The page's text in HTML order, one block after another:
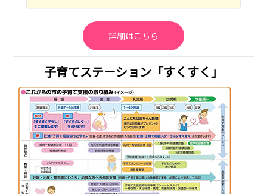
詳細はこちら
子育てステーション「すくすく」